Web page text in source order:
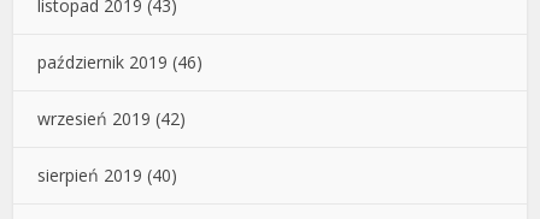
listopad 2019 (43)
październik 2019 (46)
wrzesień 2019 (42)
sierpień 2019 (40)